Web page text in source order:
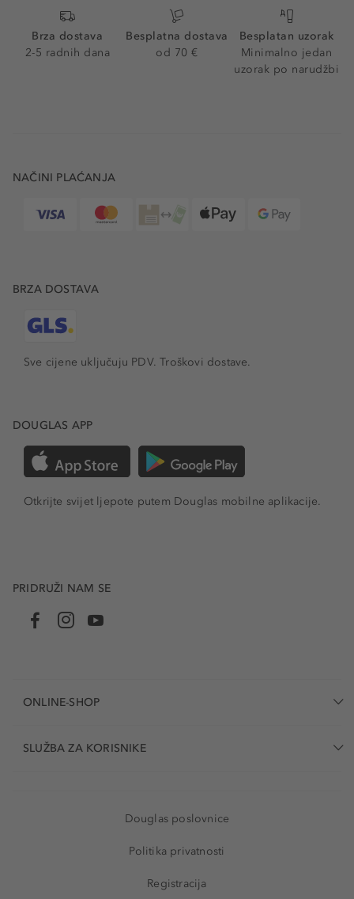
Brza dostava
2-5 radnih dana
Besplatna dostava
od 70 €
Besplatan uzorak
Minimalno jedan
uzorak po narudžbi
NAČINI PLAĆANJA
BRZA DOSTAVA
Sve cijene uključuju PDV.Troškovi dostave.
DOUGLAS APP
Otkrijte svijet ljepote putem Douglas mobilne aplikacije.
PRIDRUŽI NAM SE
ONLINE-SHOP
SLUŽBA ZA KORISNIKE
Douglas poslovnice
Politika privatnosti
Registracija